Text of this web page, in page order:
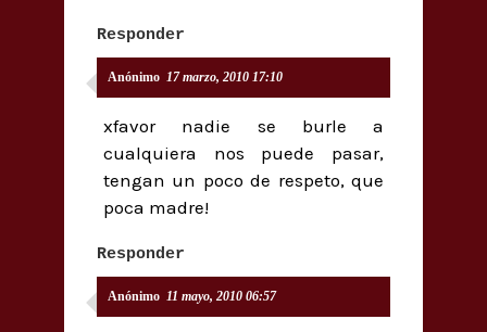
Responder
Anónimo 17 marzo, 2010 17:10
xfavor nadie se burle a
cualquiera nos puede pasar,
tengan un poco de respeto, que
poca madre!
Responder
Anónimo 11 mayo, 2010 06:57